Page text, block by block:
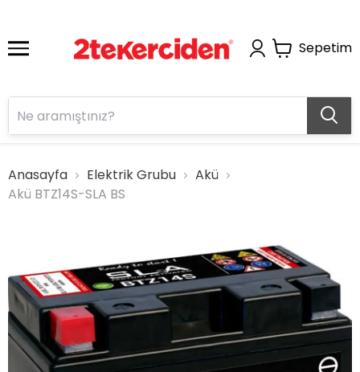
Sepetim
Anasayfa Elektrik Grubu
Akü
Akü BTZ14S-SLA BS